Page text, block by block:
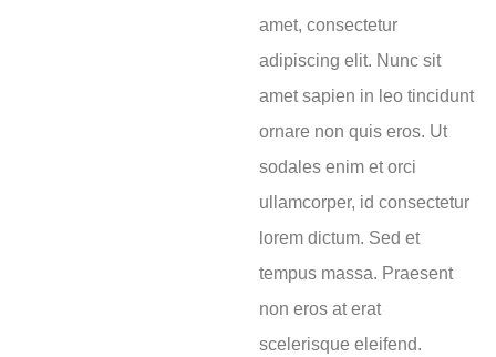
amet, consectetur
adipiscing elit. Nunc sit
amet sapien in leo tincidunt
ornare non quis eros. Ut
sodales enim et orci
ullamcorper, id consectetur
lorem dictum. Sed et
tempus massa. Praesent
non eros at erat
scelerisque eleifend.